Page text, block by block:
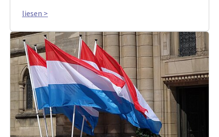
liesen >